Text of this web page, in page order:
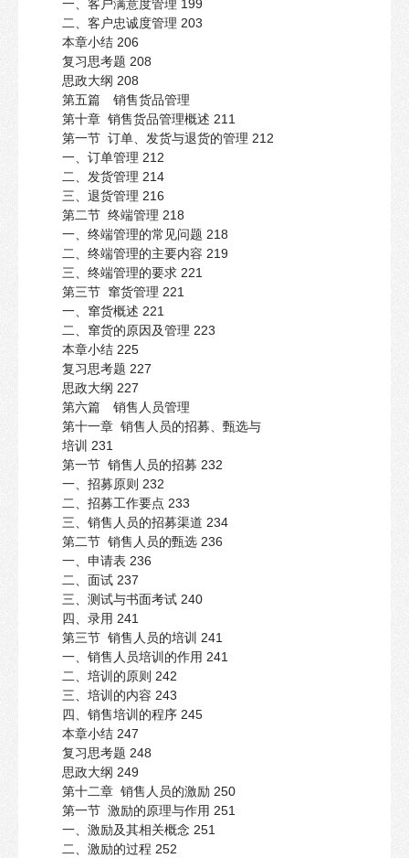
一、客户满意度管理 199
二、客户忠诚度管理 203
本章小结 206
复习思考题 208
思政大纲 208
第五篇 销售货品管理
第十章 销售货品管理概述 211
第一节 订单、发货与退货的管理 212
一、订单管理 212
二、发货管理 214
三、退货管理 216
第二节 终端管理 218
一、终端管理的常见问题 218
二、终端管理的主要内容 219
三、终端管理的要求 221
第三节 窜货管理 221
一、窜货概述 221
二、窜货的原因及管理 223
本章小结 225
复习思考题 227
思政大纲 227
第六篇 销售人员管理
第十一章 销售人员的招募、甄选与
培训 231
第一节 销售人员的招募 232
一、招募原则 232
二、招募工作要点 233
三、销售人员的招募渠道 234
第二节 销售人员的甄选 236
一、申请表 236
二、面试 237
三、测试与书面考试 240
四、录用 241
第三节 销售人员的培训 241
一、销售人员培训的作用 241
二、培训的原则 242
三、培训的内容 243
四、销售培训的程序 245
本章小结 247
复习思考题 248
思政大纲 249
第十二章 销售人员的激励 250
第一节 激励的原理与作用 251
一、激励及其相关概念 251
二、激励的过程 252